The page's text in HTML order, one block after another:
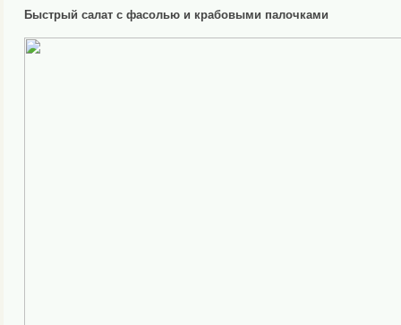
Быстрый салат с фасолью и крабовыми палочками